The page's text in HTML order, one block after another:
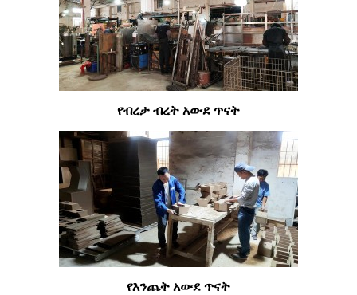
የብረታ ብረት አውደ ጥናት
የእንጨት አውደ ጥናት